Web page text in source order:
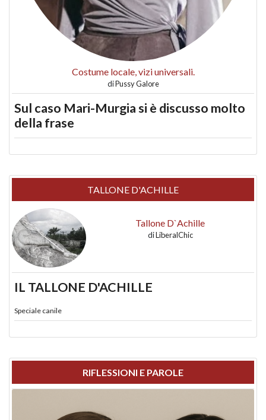
Costume locale, vizi universali.
diPussy Galore
Sul caso Mari-Murgia si è discusso molto
della frase
TALLONE D'ACHILLE
Tallone D`Achille
diLiberalChic
IL TALLONE D'ACHILLE
Speciale canile
RIFLESSIONI E PAROLE